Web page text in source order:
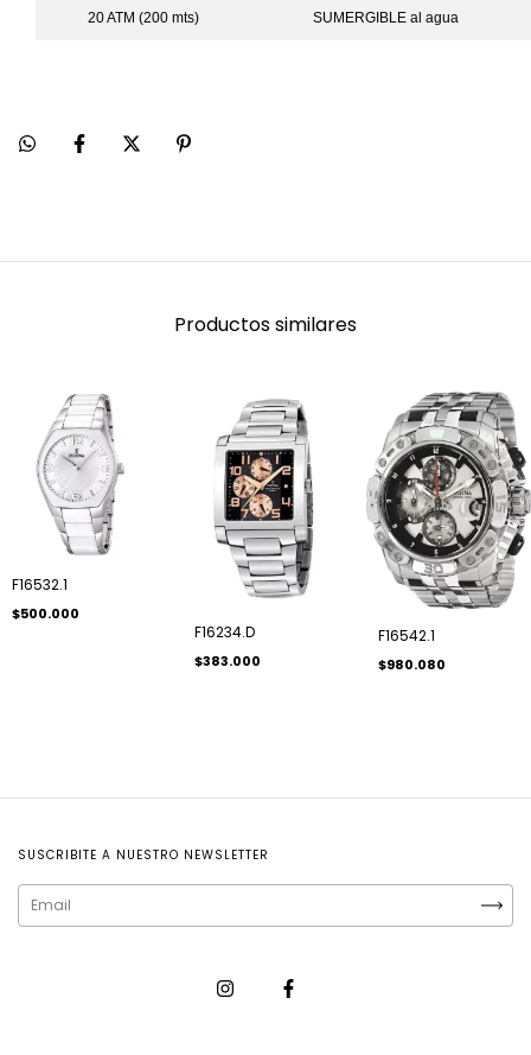
20 ATM (200 mts) SUMERGIBLE al agua
Productos similares
F16532.1
$500.000
F16234.D
$383.000
F16542.1
$980.080
SUSCRIBITE A NUESTRO NEWSLETTER